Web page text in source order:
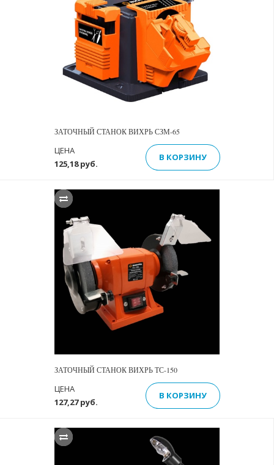
ЗАТОЧНЫЙ СТАНОК ВИХРЬ СЗМ-65
125,18 руб.
ЦЕНА
В КОРЗИНУ
ЗАТОЧНЫЙ СТАНОК ВИХРЬ ТС-150
127,27 руб.
ЦЕНА
В КОРЗИНУ